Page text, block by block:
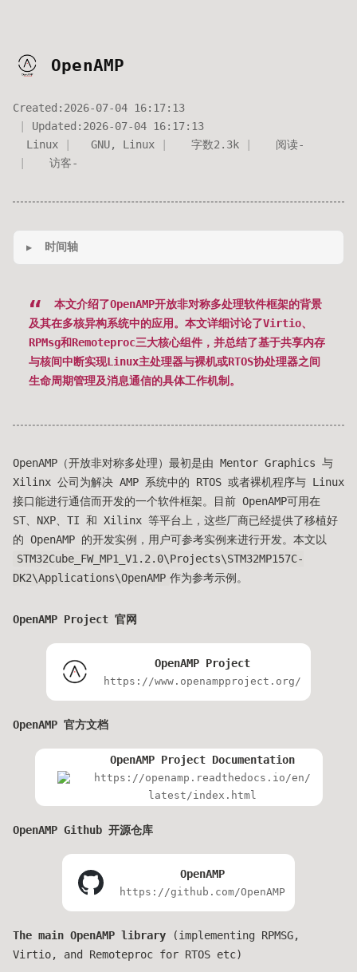
OpenAMP
Created: 2026-07-04 16:17:13
Updated: 2026-07-04 16:17:13
Linux
GNU, Linux 字数2.3k 阅读-
访客-
时间轴
本文介绍了OpenAMP开放非对称多处理软件框架的背景
及其在多核异构系统中的应用。本文详细讨论了Virtio、
RPMsg和Remoteproc三大核心组件，并总结了基于共享内存
与核间中断实现Linux主处理器与裸机或RTOS协处理器之间
生命周期管理及消息通信的具体工作机制。
OpenAMP（开放非对称多处理）最初是由 Mentor Graphics 与
Xilinx 公司为解决 AMP 系统中的 RTOS 或者裸机程序与 Linux
接口能进行通信而开发的一个软件框架。目前 OpenAMP可用在
ST、NXP、TI 和 Xilinx 等平台上，这些厂商已经提供了移植好
的 OpenAMP 的开发实例，用户可参考实例来进行开发。本文以
STM32Cube_FW_MP1_V1.2.0\Projects\STM32MP157C-
DK2\Applications\OpenAMP 作为参考示例。
OpenAMP Project 官网
OpenAMP Project
https://www.openampproject.org/
OpenAMP 官方文档
OpenAMP Project Documentation
https://openamp.readthedocs.io/en/
latest/index.html
OpenAMP Github 开源仓库
OpenAMP
https://github.com/OpenAMP
The main OpenAMP library (implementing RPMSG,
Virtio, and Remoteproc for RTOS etc)